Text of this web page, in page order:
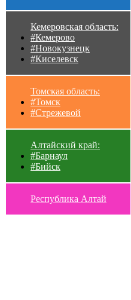
Кемеровская область:
#Кемерово
#Новокузнецк
#Киселевск
Томская область:
#Томск
#Стрежевой
Алтайский край:
#Барнаул
#Бийск
Республика Алтай